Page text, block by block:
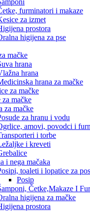
furminatori i makaze
za izmet
prostora
higijena za pse
mačke
hrana
hrana
hrana za mačke
za mačke
za mačke
za mačke
za hranu i vodu
amovi, povodci i
i torbe
i kreveti
i nega mačaka
toaleti i lopatice za
Posip
Četke,Makaze I
higijena za mačke
prostora